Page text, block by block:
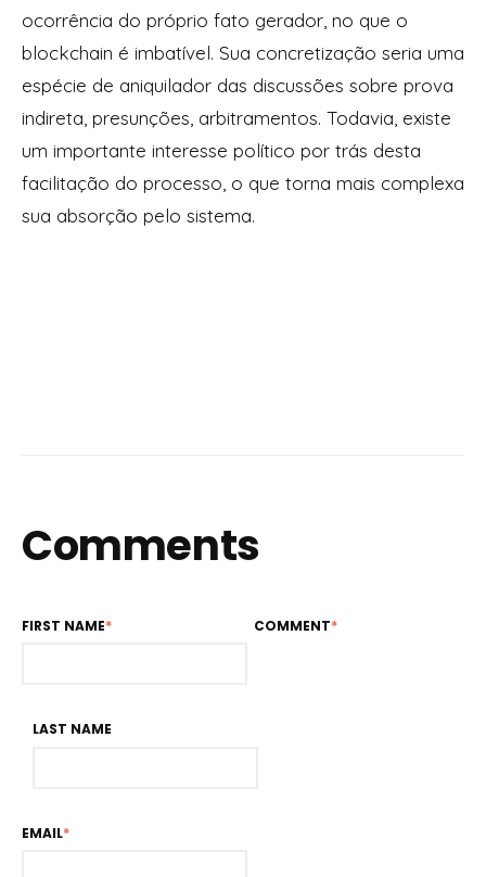
ocorrência do próprio fato gerador, no que o
blockchain é imbatível. Sua concretização seria uma
espécie de aniquilador das discussões sobre prova
indireta, presunções, arbitramentos. Todavia, existe
um importante interesse político por trás desta
facilitação do processo, o que torna mais complexa
sua absorção pelo sistema.
Comments
FIRST NAME*
LAST NAME
EMAIL*
COMMENT*